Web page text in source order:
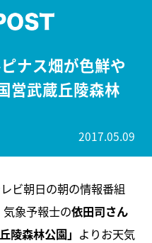
ナス畑が色鮮や
営武蔵丘陵森林
2017.05.09
ビ朝日の朝の情報番組
気象予報士の依田司さん
陵森林公園」 よりお天気